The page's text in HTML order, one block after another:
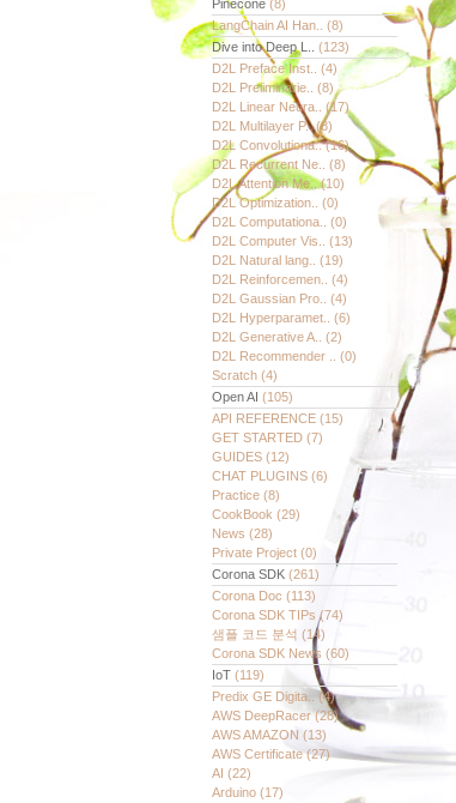
Pinecone (8)
LangChain AI Han.. (8)
Dive into Deep L.. (123)
D2L Preface Inst.. (4)
D2L Preliminarie.. (8)
D2L Linear Neura.. (17)
D2L Multilayer P..(8)
D2L Convolutiona..(16)
D2L Recurrent Ne.. (8)
D2L Attention Me..(10)
D2L Optimization.. (0)
D2L Computationa.. (0)
D2L Computer Vis.. (13)
D2L Natural lang.. (19)
D2L Reinforcemen.. (4)
D2L Gaussian Pro.. (4)
D2L Hyperparamet.. (6)
D2L Generative A.. (2)
D2L Recommender .. (0)
Scratch (4)
Open AI (105)
API REFERENCE (15)
GET STARTED (7)
GUIDES (12)
CHAT PLUGINS (6)
Practice (8)
CookBook (29)
News (28)
Private Project (0)
Corona SDK (261)
Corona Doc (113)
Corona SDK TIPs (74)
샘플 코드 분석 (14)
Corona SDK News (60)
IoT (119)
Predix GE Digita.. (4)
AWS DeepRacer(28)
AWS AMAZON (13)
AWS Certificate(27)
AI (22)
Arduino (17)